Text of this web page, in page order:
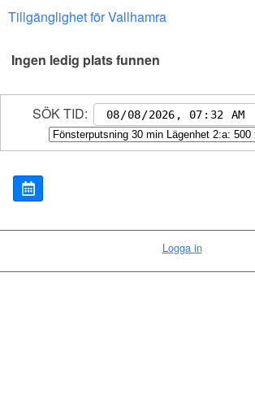
Tillgänglighet för Vallhamra
Ingen ledig plats funnen
SÖK TID:
Logga in